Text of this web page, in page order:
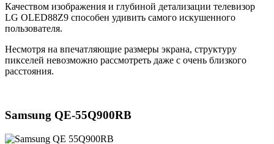
Качеством изображения и глубиной детализации телевизор
LG OLED88Z9 способен удивить самого искушенного
пользователя.
Несмотря на впечатляющие размеры экрана, структуру
пикселей невозможно рассмотреть даже с очень близкого
расстояния.
Samsung QE-55Q900RB